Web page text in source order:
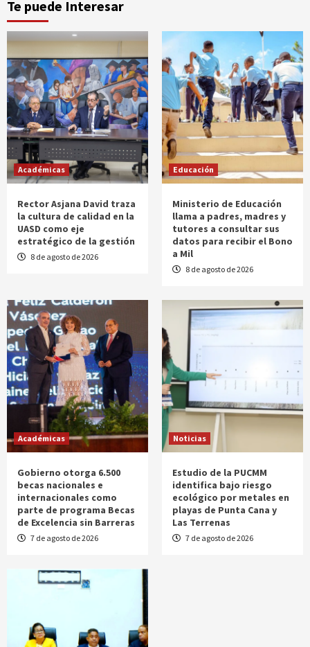
Te puede Interesar
Académicas
Rector Asjana David traza
la cultura de calidad en la
UASD como eje
estratégico de la gestión
8 de agosto de 2026
Educación
Ministerio de Educación
llama a padres, madres y
tutores a consultar sus
datos para recibir el Bono
a Mil
8 de agosto de 2026
Académicas
Gobierno otorga 6.500
becas nacionales e
internacionales como
parte de programa Becas
de Excelencia sin Barreras
7 de agosto de 2026
Noticias
Estudio de la PUCMM
identifica bajo riesgo
ecológico por metales en
playas de Punta Cana y
Las Terrenas
7 de agosto de 2026